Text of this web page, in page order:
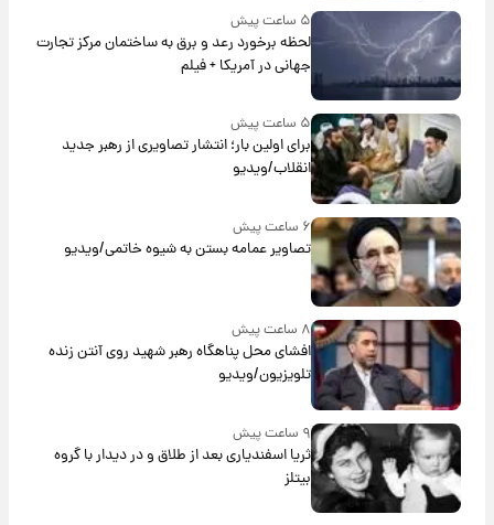
۵ ساعت پیش
لحظه برخورد رعد و برق به ساختمان مرکز تجارت
جهانی در آمریکا + فیلم
۵ ساعت پیش
برای اولین بار؛ انتشار تصاویری از رهبر جدید
انقلاب/ویدیو
۶ ساعت پیش
تصاویر عمامه بستن به شیوه خاتمی/ویدیو
۸ ساعت پیش
افشای محل پناهگاه‌ رهبر شهید روی آنتن زنده
تلویزیون/ویدیو
۹ ساعت پیش
ثریا اسفندیاری بعد از طلاق و در دیدار با گروه
بیتلز